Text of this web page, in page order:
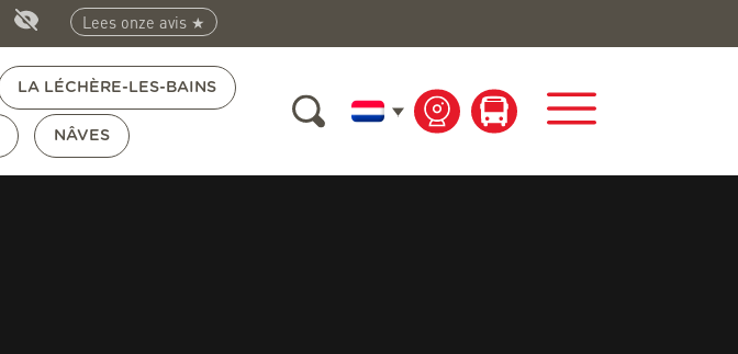
Lees onze avis ★
LA LÉCHÈRE-LES-BAINS
NÂVES